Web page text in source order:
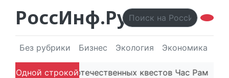
РоссИнф.Ру
Без рубрики Бизнес Экология Экономика
Одной строкой
Платформа отечественных квестов Час Рамзая